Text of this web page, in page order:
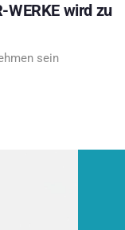
wird zu
sein